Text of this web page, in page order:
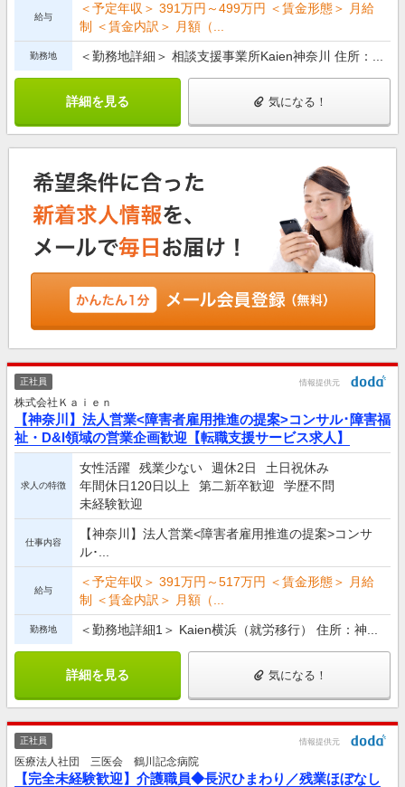
給与
＜予定年収＞ 391万円～499万円 ＜賃金形態＞ 月給
制 ＜賃金内訳＞ 月額（...
勤務地 ＜勤務地詳細＞ 相談支援事業所Kaien神奈川 住所：...
詳細を見る 気になる！
正社員 情報提供元
株式会社Ｋａｉｅｎ
【神奈川】法人営業<障害者雇用推進の提案>コンサル･障害福
祉・D&I領域の営業企画歓迎【転職支援サービス求人】
求人の特徴
女性活躍 残業少ない 週休2日
土日祝休み
年間休日120日以上
第二新卒歓迎
学歴不問
未経験歓迎
仕事内容
【神奈川】法人営業<障害者雇用推進の提案>コンサ
ル･...
給与
＜予定年収＞ 391万円～517万円 ＜賃金形態＞ 月給
制 ＜賃金内訳＞ 月額（...
勤務地 ＜勤務地詳細1＞ Kaien横浜（就労移行） 住所：神...
詳細を見る 気になる！
正社員 情報提供元
医療法人社団 三医会 鶴川記念病院
【完全未経験歓迎】介護職員◆長沢ひまわり／残業ほぼなし